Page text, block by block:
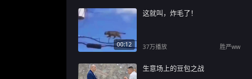
00:12
这就叫，炸毛了！
37万播放 胜严ww
生意场上的豆包之战